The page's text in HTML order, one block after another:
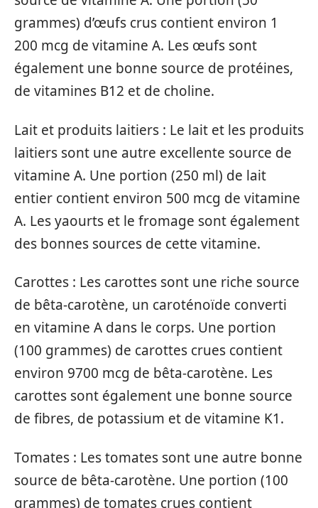
grammes) d’œufs crus contient environ 1
200 mcg de vitamine A. Les œufs sont
également une bonne source de protéines,
de vitamines B12 et de choline.
Lait et produits laitiers : Le lait et les produits
laitiers sont une autre excellente source de
vitamine A. Une portion (250 ml) de lait
entier contient environ 500 mcg de vitamine
A. Les yaourts et le fromage sont également
des bonnes sources de cette vitamine.
Carottes : Les carottes sont une riche source
de bêta-carotène, un caroténoïde converti
en vitamine A dans le corps. Une portion
(100 grammes) de carottes crues contient
environ 9700 mcg de bêta-carotène. Les
carottes sont également une bonne source
de fibres, de potassium et de vitamine K1.
Tomates : Les tomates sont une autre bonne
source de bêta-carotène. Une portion (100
grammes) de tomates crues contient